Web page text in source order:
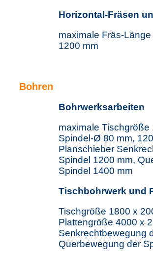
Horizontal-Fräsen
maximale Fräs-
1200 mm
Bohren
Bohrwerksarbeiten
maximale
Spindel-Ø 80 mm,
Planschieber
Spindel 1200 mm,
Spindel 1400 mm
Tischbohrwerk und
Tischgröße 1800 x
Plattengröße 4000 x
Senkrechtbewegung
Querbewegung der